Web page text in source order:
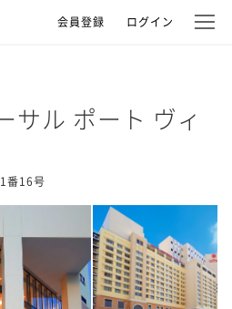
会員登録 ログイン
サル ポート ヴィ
番16号